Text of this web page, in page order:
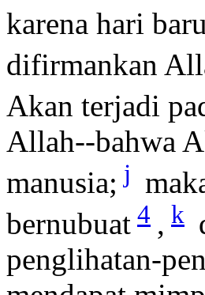
karena hari
difirmankan
Akan terjadi
Allah--bahwa
manusia; j
bernubuat 4 , k
penglihatan-